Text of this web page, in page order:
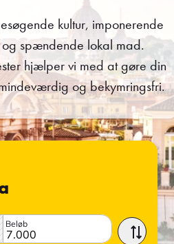
kultur, imponerende
spændende lokal mad.
hjælper vi med at gøre din
og bekymringsfri.
Beløb